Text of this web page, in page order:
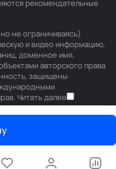
рекомендательные
не ограничиваясь)
и видео информацию,
доменное имя,
авторского права
защищены
Читать далее